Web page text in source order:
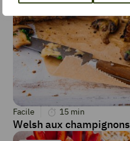
Facile 15 min
Welsh aux champignons